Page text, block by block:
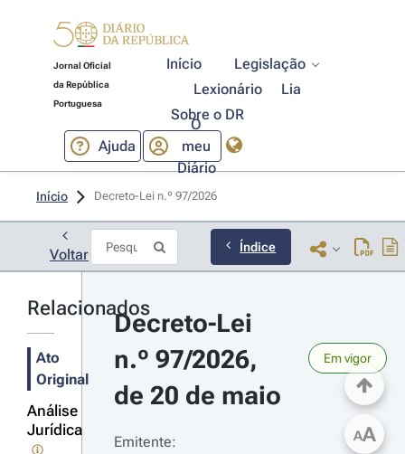
Jornal Oficial
da República
Portuguesa
Início
Legislação
Lexionário
Lia
Sobre o DR
Ajuda
O
meu
Diário
Início Decreto-Lei n.º 97/2026
Voltar Índice
Relacionados
Ato
Original
Análise
Jurídica
Decreto-Lei
n.º 97/2026,
de 20 de maio
Em vigor
Emitente:
AA